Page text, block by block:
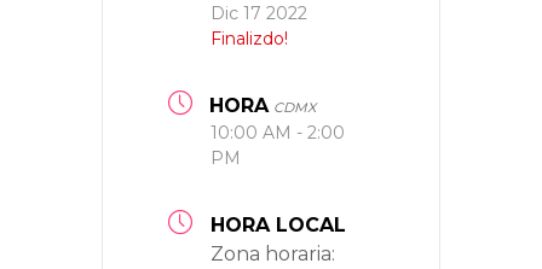
Dic 17 2022
Finalizdo!
HORA CDMX
10:00 AM - 2:00
PM
HORA LOCAL
Zona horaria: